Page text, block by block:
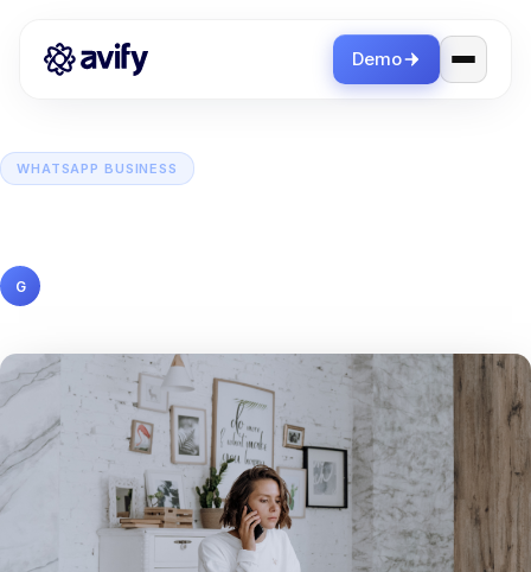
Demo
WHATSAPP BUSINESS
G